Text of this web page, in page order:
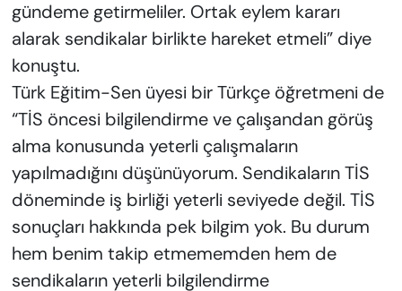
gündeme getirmeliler. Ortak eylem kararı
alarak sendikalar birlikte hareket etmeli” diye
konuştu.
Türk Eğitim-Sen üyesi bir Türkçe öğretmeni de
“TİS öncesi bilgilendirme ve çalışandan görüş
alma konusunda yeterli çalışmaların
yapılmadığını düşünüyorum. Sendikaların TİS
döneminde iş birliği yeterli seviyede değil. TİS
sonuçları hakkında pek bilgim yok. Bu durum
hem benim takip etmememden hem de
sendikaların yeterli bilgilendirme